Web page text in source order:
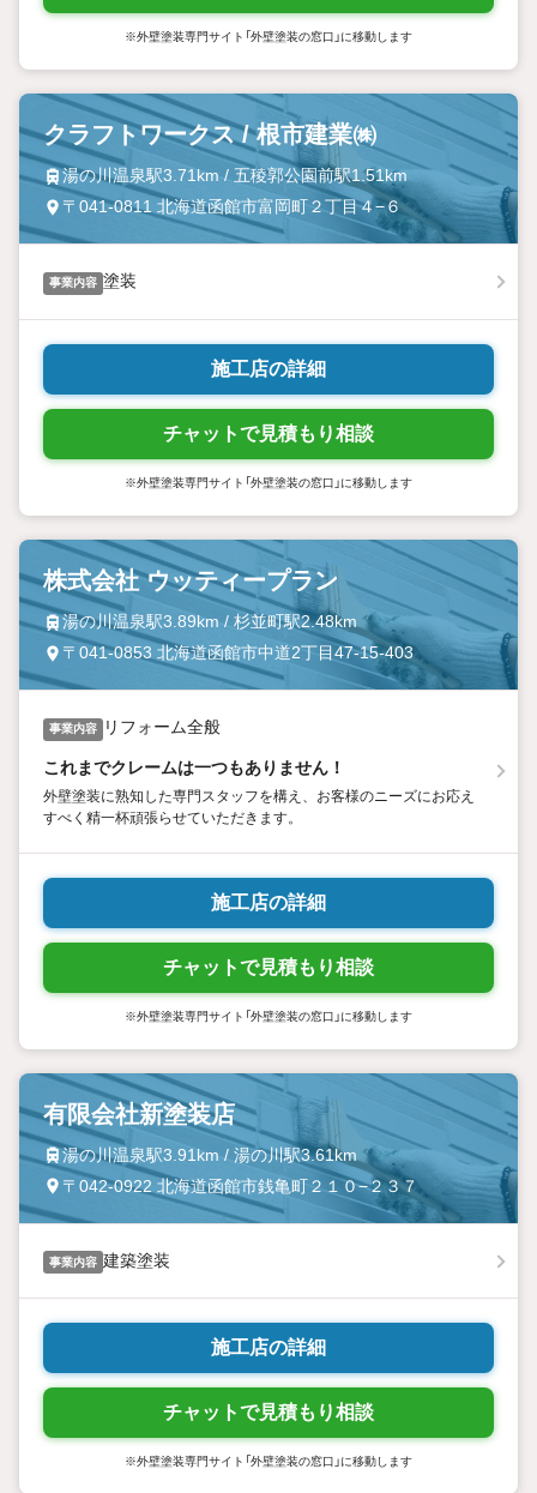
※外壁塗装専門サイト「外壁塗装の窓口」に移動します
クラフトワークス / 根市建業㈱
湯の川温泉駅3.71km / 五稜郭公園前駅1.51km
〒041-0811 北海道函館市富岡町２丁目４−６
事業内容 塗装
施工店の詳細
チャットで見積もり相談
※外壁塗装専門サイト「外壁塗装の窓口」に移動します
株式会社 ウッティープラン
湯の川温泉駅3.89km / 杉並町駅2.48km
〒041-0853 北海道函館市中道2丁目47-15-403
事業内容 リフォーム全般
これまでクレームは一つもありません！
外壁塗装に熟知した専門スタッフを構え、お客様のニーズにお応え
すべく精一杯頑張らせていただきます。
施工店の詳細
チャットで見積もり相談
※外壁塗装専門サイト「外壁塗装の窓口」に移動します
有限会社新塗装店
湯の川温泉駅3.91km / 湯の川駅3.61km
〒042-0922 北海道函館市銭亀町２１０−２３７
事業内容 建築塗装
施工店の詳細
チャットで見積もり相談
※外壁塗装専門サイト「外壁塗装の窓口」に移動します